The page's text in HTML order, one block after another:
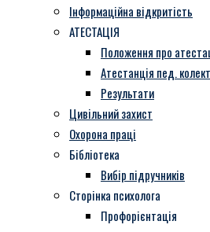
Інформаційна відкритість
АТЕСТАЦІЯ
Положення про
Атестанція пед.
Результати
Цивільний захист
Охорона праці
Бібліотека
Вибір підручників
Сторінка психолога
Профорієнтація